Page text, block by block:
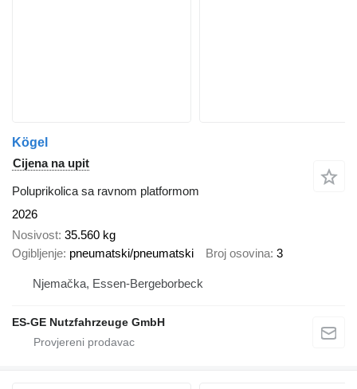
Kögel
Cijena na upit
Poluprikolica sa ravnom platformom
2026
Nosivost 35.560 kg
Ogibljenje pneumatski/pneumatski Broj osovina 3
Njemačka, Essen-Bergeborbeck
ES-GE Nutzfahrzeuge GmbH